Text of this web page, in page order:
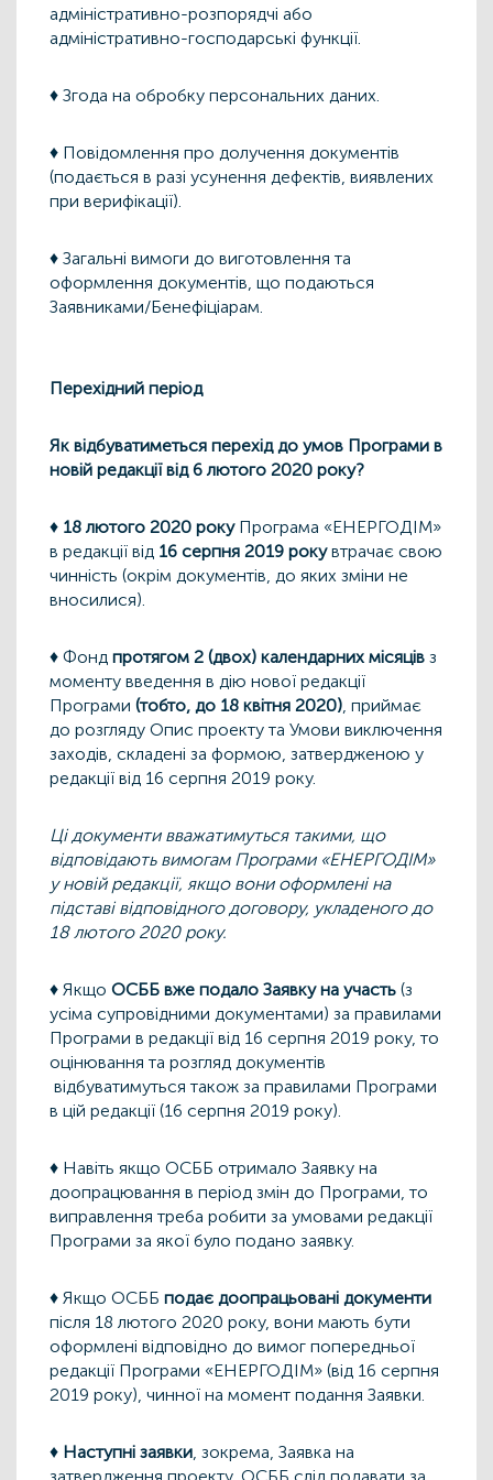
адміністративно-розпорядчі або
адміністративно-господарські функції.
♦ Згода на обробку персональних даних.
♦ Повідомлення про долучення документів
(подається в разі усунення дефектів, виявлених
при верифікації).
♦ Загальні вимоги до виготовлення та
оформлення документів, що подаються
Заявниками/Бенефіціарам.
Перехідний період
Як відбуватиметься перехід до умов Програми в
новій редакції від 6 лютого 2020 року?
♦ 18 лютого 2020 рокуПрограма «ЕНЕРГОДІМ»
в редакції від 16 серпня 2019 рокувтрачає свою
чинність (окрім документів, до яких зміни не
вносилися).
♦ Фонд протягом 2 (двох) календарних місяців з
моменту введення в дію нової редакції
Програми (тобто, до 18 квітня 2020), приймає
до розгляду Опис проекту та Умови виключення
заходів, складені за формою, затвердженою у
редакції від 16 серпня 2019 року.
Ці документи вважатимуться такими, що
відповідають вимогам Програми «ЕНЕРГОДІМ»
у новій редакції, якщо вони оформлені на
підставі відповідного договору, укладеного до
18 лютого 2020 року.
♦ Якщо ОСББ вже подало Заявку на участь (з
усіма супровідними документами) за правилами
Програми в редакції від 16 серпня 2019 року, то
оцінювання та розгляд документів
відбуватимуться також за правилами Програми
в цій редакції (16 серпня 2019 року).
♦ Навіть якщо ОСББ отримало Заявку на
доопрацювання в період змін до Програми, то
виправлення треба робити за умовами редакції
Програми за якої було подано заявку.
♦ Якщо ОСББ подає доопрацьовані документи
після 18 лютого 2020 року, вони мають бути
оформлені відповідно до вимог попередньої
редакції Програми «ЕНЕРГОДІМ» (від 16 серпня
2019 року), чинної на момент подання Заявки.
♦ Наступні заявки, зокрема, Заявка на